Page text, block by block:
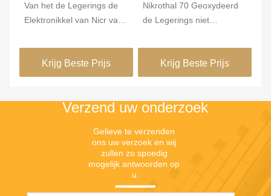
Van het de Legerings de
Elektronikkel van Nicr van
Draad van Chrome
Krijg Beste Prijs
Nikrothal 70 Geoxydeerd
de Legerings niet
Nikkelchrome Onthard
Krijg Beste Prijs
Verzend uw onderzoek
Gelieve te verzenden
ons uw verzoek en wij
zullen zo spoedig
mogelijk antwoorden op
u.